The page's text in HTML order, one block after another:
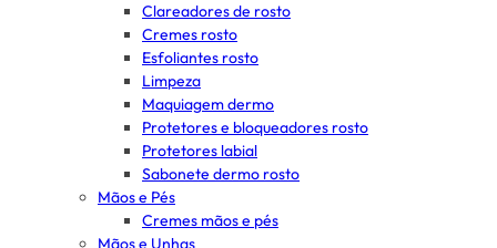
Clareadores de rosto
Cremes rosto
Esfoliantes rosto
Limpeza
Maquiagem dermo
Protetores e bloqueadores rosto
Protetores labial
Sabonete dermo rosto
Mãos e Pés
Cremes mãos e pés
Mãos e Unhas